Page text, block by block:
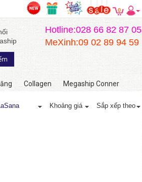
0
Hotline:028 66 82 87 05
MeXinh:09 02 89 94 59
Collagen Megaship Conner
Khoảng giá Sắp xếp theo